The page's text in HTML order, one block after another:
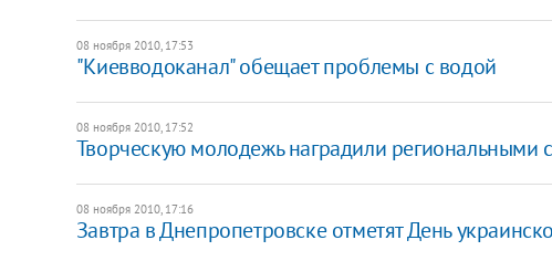
08 ноября 2010, 17:53
"Киевводоканал" обещает проблемы с водой
08 ноября 2010, 17:52
Творческую молодежь наградили региональными
08 ноября 2010, 17:16
Завтра в Днепропетровске отметят День